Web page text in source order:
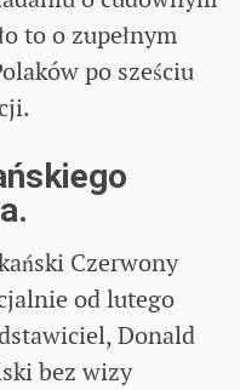
to o zupełnym
po sześciu
Czerwony
od lutego
Donald
bez wizy